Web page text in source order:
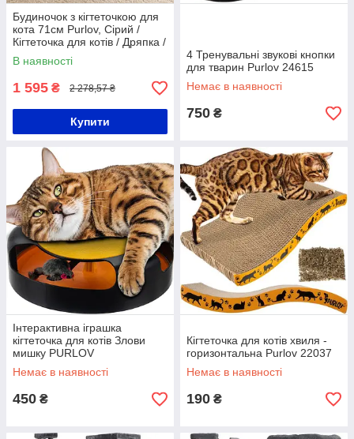
Будиночок з кігтеточкою для
кота 71см Purlov, Сірий /
Кігтеточка для котів / Дряпка /
Лежанка для кішок / Котяче
дерево
В наявності
1 595 ₴ 2 278,57 ₴
Купити
4 Тренувальні звукові кнопки
для тварин Purlov 24615
Немає в наявності
750 ₴
Інтерактивна іграшка
кігтеточка для котів Злови
мишку PURLOV
Немає в наявності
450 ₴
Кігтеточка для котів хвиля -
горизонтальна Purlov 22037
Немає в наявності
190 ₴